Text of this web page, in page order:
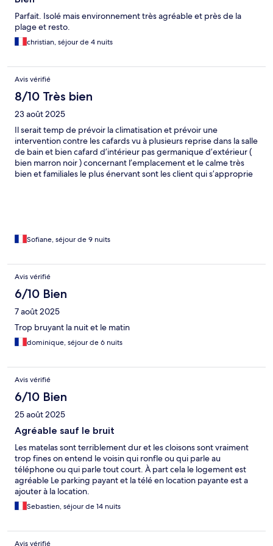
Parfait. Isolé mais environnement très agréable et près de la
plage et resto.
christian, séjour de 4 nuits
Avis vérifié
8/10 Très bien
23 août 2025
Il serait temp de prévoir la climatisation et prévoir une
intervention contre les cafards vu à plusieurs reprise dans la salle
de bain et bien cafard d’intérieur pas germanique d’extérieur (
bien marron noir ) concernant l’emplacement et le calme très
bien et familiales le plus énervant sont les client qui s’approprie
Sofiane, séjour de 9 nuits
Avis vérifié
6/10 Bien
7 août 2025
Trop bruyant la nuit et le matin
dominique, séjour de 6 nuits
Avis vérifié
6/10 Bien
25 août 2025
Agréable sauf le bruit
Les matelas sont terriblement dur et les cloisons sont vraiment
trop fines on entend le voisin qui ronfle ou qui parle au
téléphone ou qui parle tout court. À part cela le logement est
agréable Le parking payant et la télé en location payante est a
ajouter à la location.
Sebastien, séjour de 14 nuits
Avis vérifié